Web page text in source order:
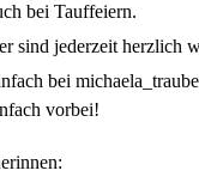
bei Tauffeiern.
sind jederzeit herzlich
bei
vorbei!